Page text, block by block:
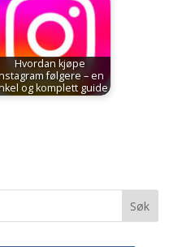
Hvordan kjøpe
følgere – en
og komplett guide